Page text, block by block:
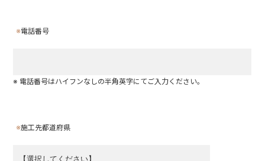
※電話番号
※ 電話番号はハイフンなしの半角英字にてご入力ください。
※施工先都道府県